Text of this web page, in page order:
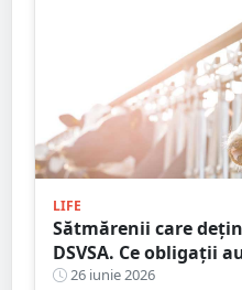
LIFE
Sătmărenii care
DSVSA. Ce obligații
temperaturi extreme
26 iunie 2026